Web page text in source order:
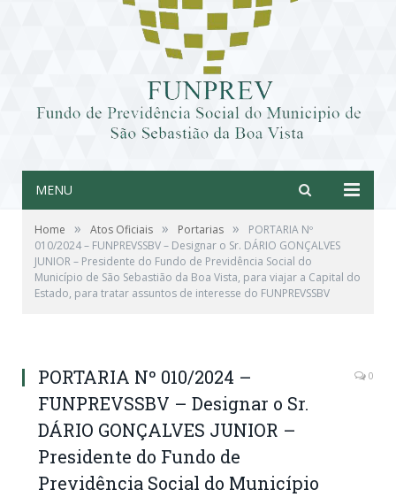
MENU
Home » Atos Oficiais » Portarias »
PORTARIA Nº
010/2024 – FUNPREVSSBV – Designar o Sr. DÁRIO GONÇALVES
JUNIOR – Presidente do Fundo de Previdência Social do
Município de São Sebastião da Boa Vista, para viajar a Capital do
Estado, para tratar assuntos de interesse do FUNPREVSSBV
PORTARIA Nº 010/2024 –
FUNPREVSSBV – Designar o Sr.
DÁRIO GONÇALVES JUNIOR –
Presidente do Fundo de
Previdência Social do Município
0